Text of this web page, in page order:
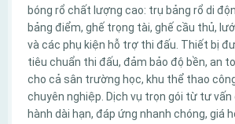
bóng rổ chất lượng cao: trụ bảng rổ di
bảng điểm, ghế trọng tài, ghế cầu thủ,
và các phụ kiện hỗ trợ thi đấu. Thiết bị
tiêu chuẩn thi đấu, đảm bảo độ bền, an
cho cả sân trường học, khu thể thao
chuyên nghiệp. Dịch vụ trọn gói từ tư vấn
hành dài hạn, đáp ứng nhanh chóng, giá